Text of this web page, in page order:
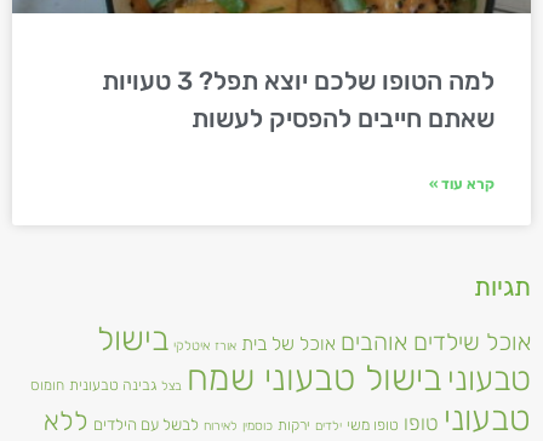
למה הטופו שלכם יוצא תפל? 3 טעויות
שאתם חייבים להפסיק לעשות
קרא עוד »
תגיות
אוכל שילדים אוהבים אוכל של בית אורז איטלקי בישול
טבעוני בישול טבעוני שמח בצל גבינה טבעונית חומוס
טבעוני טופו טופו משי ילדים ירקות כוסמין לאירוח לבשל עם הילדים ללא